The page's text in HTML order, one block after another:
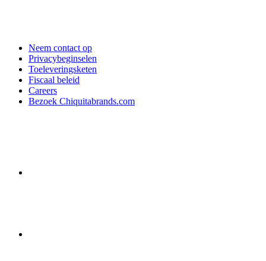
Neem contact op
Privacybeginselen
Toeleveringsketen
Fiscaal beleid
Careers
Bezoek Chiquitabrands.com